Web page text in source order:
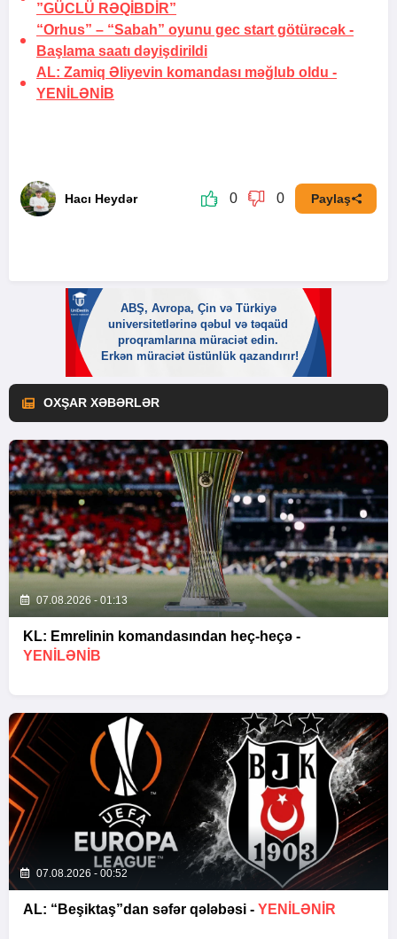
”GÜCLÜ RƏQİBDİR”
“Orhus” – “Sabah” oyunu gec start götürəcək -
Başlama saatı dəyişdirildi
AL: Zamiq Əliyevin komandası məğlub oldu -
YENİLƏNİB
Hacı Heydər 0 0 Paylaş
OXŞAR XƏBƏRLƏR
07.08.2026 - 01:13
KL: Emrelinin komandasından heç-heçə -
YENİLƏNİB
07.08.2026 - 00:52
AL: “Beşiktaş”dan səfər qələbəsi - YENİLƏNİR